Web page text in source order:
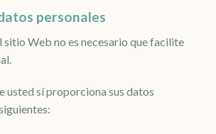
personales
sitio Web no es necesario que facilite
usted sí proporciona sus datos